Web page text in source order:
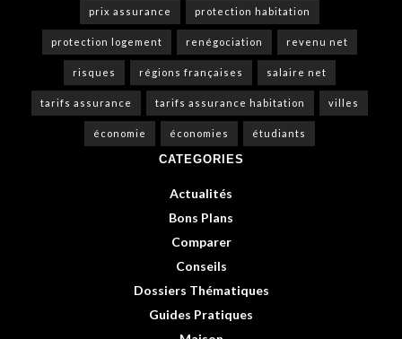
prix assurance protection habitation
protection logement renégociation revenu net
risques régions françaises salaire net
tarifs assurance tarifs assurance habitation villes
économie économies étudiants
CATEGORIES
Actualités
Bons Plans
Comparer
Conseils
Dossiers Thématiques
Guides Pratiques